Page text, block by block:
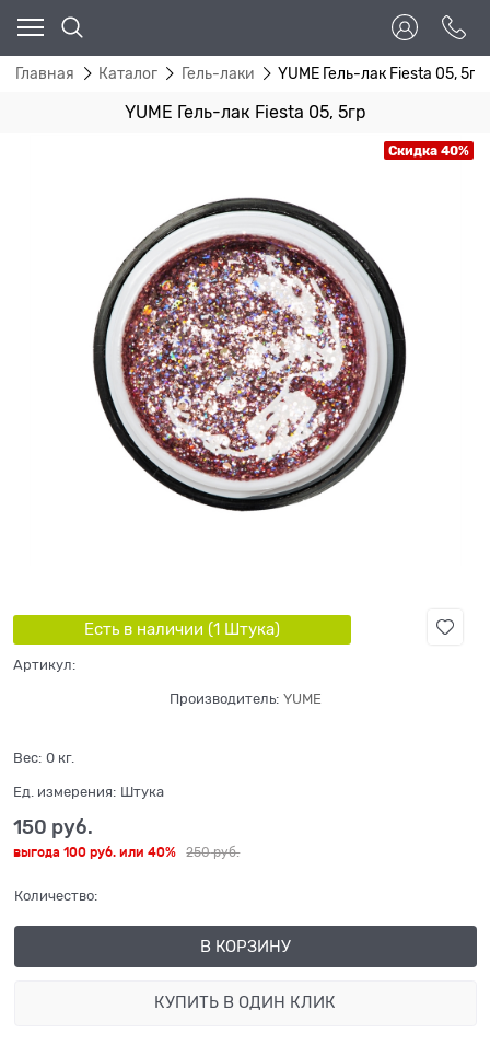
Главная Каталог Гель-лаки YUME Гель-лак Fiesta 05, 5гр
YUME Гель-лак Fiesta 05, 5гр
Скидка 40%
Есть в наличии (1 Штука)
Артикул:
Производитель: YUME
Вес: 0 кг.
Ед. измерения: Штука
250 руб.
150 руб.
выгода 100 руб. или 40%
Количество:
В КОРЗИНУ
КУПИТЬ В ОДИН КЛИК